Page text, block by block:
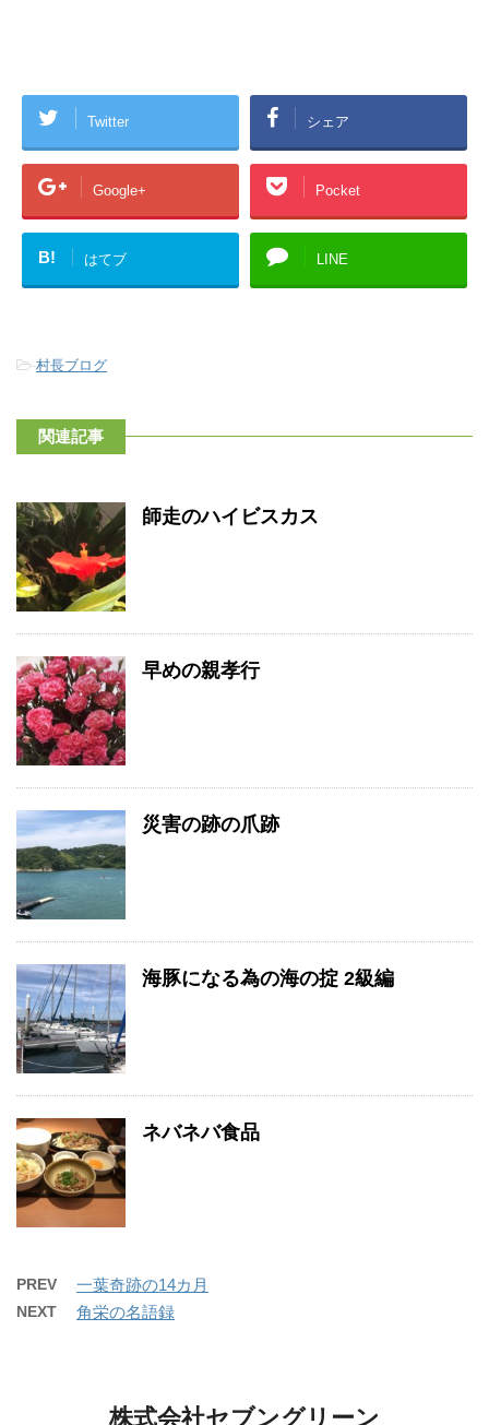
Twitter シェア
Google+ Pocket
B! はてブ LINE
-村長ブログ
関連記事
師走のハイビスカス
早めの親孝行
災害の跡の爪跡
海豚になる為の海の掟 2級編
ネバネバ食品
PREV 一葉奇跡の14カ月
NEXT 角栄の名語録
株式会社セブングリーン